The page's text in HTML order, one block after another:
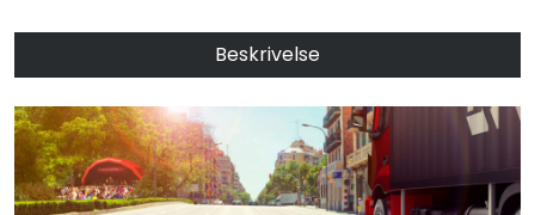
Beskrivelse